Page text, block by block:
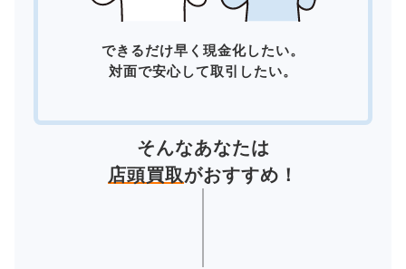
できるだけ早く現金化したい。
対面で安心して取引したい。
そんなあなたは
店頭買取がおすすめ！